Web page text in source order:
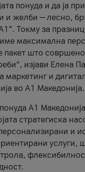
понуда и да ја
и желби — лесно,
Токму за
максимална
пакет што
изјави Елена
маркетинг и
во А1 Македонија.
А1
стратегиска
и
услуги,